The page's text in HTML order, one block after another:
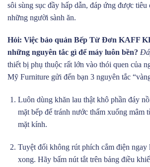
sôi sùng sục đầy hấp dẫn, đáp ứng được tiêu
những người sành ăn.
Hỏi: Việc bảo quản Bếp Từ Đơn KAFF
những nguyên tắc gì để máy luôn bền?
thiết bị phụ thuộc rất lớn vào thói quen của
Mỹ Furniture gửi đến bạn 3 nguyên tắc
Luôn dùng khăn lau thật khô phần đáy
mặt bếp để tránh nước thấm xuống mâm
mặt kính.
Tuyệt đối không rút phích cắm điện ngay
xong. Hãy bấm nút tắt trên bảng điều